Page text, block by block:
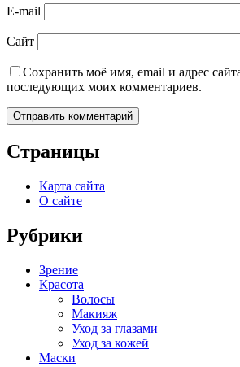
E-mail
Сайт
Сохранить моё имя, email и адрес
последующих моих комментариев.
Страницы
Карта сайта
О сайте
Рубрики
Зрение
Красота
Волосы
Макияж
Уход за глазами
Уход за кожей
Маски